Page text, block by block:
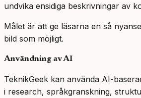
undvika ensidiga beskrivningar av
Målet är att ge läsarna en så
bild som möjligt.
Användning av AI
TeknikGeek kan använda AI-
i research, språkgranskning,